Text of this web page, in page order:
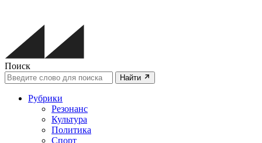
Поиск
Найти
Рубрики
Резонанс
Культура
Политика
Спорт